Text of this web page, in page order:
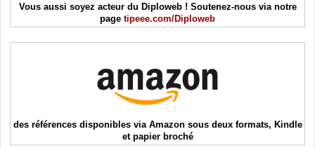
Vous aussi soyez acteur du Diploweb ! Soutenez-nous via notre
page tipeee.com/Diploweb
des références disponibles via Amazon sous deux formats, Kindle
et papier broché